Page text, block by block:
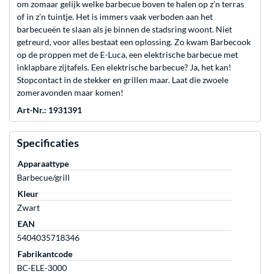
om zomaar gelijk welke barbecue boven te halen op z’n terras
of in z’n tuintje. Het is immers vaak verboden aan het
barbecueën te slaan als je binnen de stadsring woont. Niet
getreurd, voor alles bestaat een oplossing. Zo kwam Barbecook
op de proppen met de E-Luca, een elektrische barbecue met
inklapbare zijtafels. Een elektrische barbecue? Ja, het kan!
Stopcontact in de stekker en grillen maar. Laat die zwoele
zomeravonden maar komen!
Art-Nr.: 1931391
Specificaties
Apparaattype
Barbecue/grill
Kleur
Zwart
EAN
5404035718346
Fabrikantcode
BC-ELE-3000